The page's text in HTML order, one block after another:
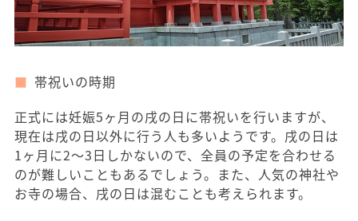
帯祝いの時期
正式には妊娠5ヶ月の戌の日に帯祝いを行いますが、
現在は戌の日以外に行う人も多いようです。戌の日は
1ヶ月に2～3日しかないので、全員の予定を合わせる
のが難しいこともあるでしょう。また、人気の神社や
お寺の場合、戌の日は混むことも考えられます。